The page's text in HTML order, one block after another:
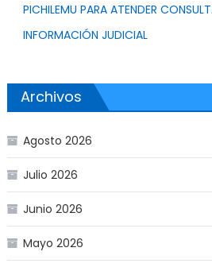
PICHILEMU PARA ATENDER
INFORMACIÓN JUDICIAL
Archivos
Agosto 2026
Julio 2026
Junio 2026
Mayo 2026